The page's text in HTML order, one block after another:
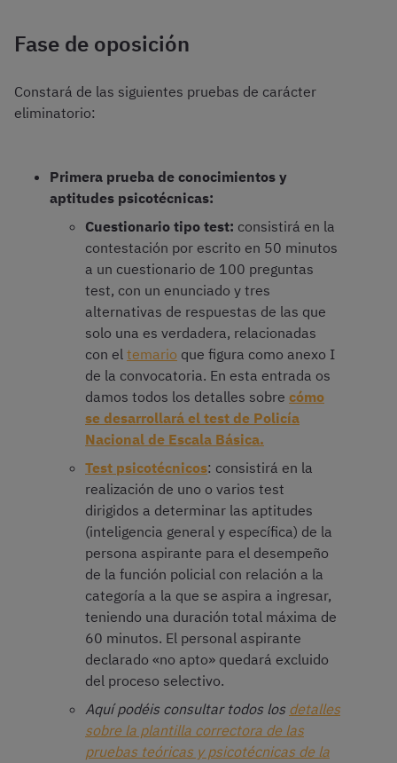
Fase de oposición
Constará de las siguientes pruebas de carácter
eliminatorio:
Primera prueba de conocimientos y
aptitudes psicotécnicas:
Cuestionario tipo test: consistirá en la
contestación por escrito en 50 minutos
a un cuestionario de 100 preguntas
test, con un enunciado y tres
alternativas de respuestas de las que
solo una es verdadera, relacionadas
con el temario que figura como anexo I
de la convocatoria. En esta entrada os
damos todos los detalles sobre cómo
se desarrollará el test de Policía
Nacional de Escala Básica.
Test psicotécnicos: consistirá en la
realización de uno o varios test
dirigidos a determinar las aptitudes
(inteligencia general y específica) de la
persona aspirante para el desempeño
de la función policial con relación a la
categoría a la que se aspira a ingresar,
teniendo una duración total máxima de
60 minutos. El personal aspirante
declarado «no apto» quedará excluido
del proceso selectivo.
Aquí podéis consultar todos los detalles
sobre la plantilla correctora de las
pruebas teóricas y psicotécnicas de la